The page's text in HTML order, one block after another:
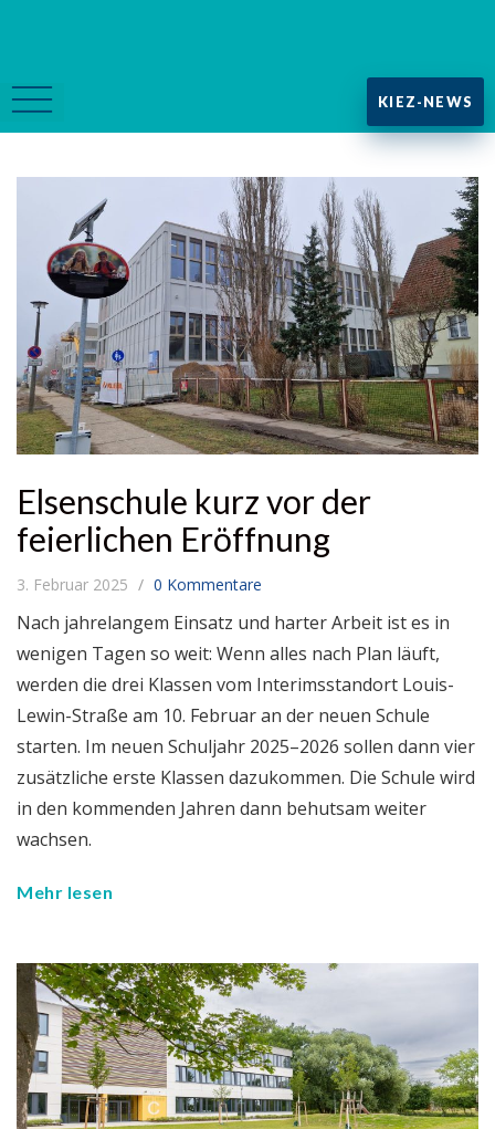
KIEZ-NEWS
Elsenschule kurz vor der
feierlichen Eröffnung
3. Februar 2025 0 Kommentare
Nach jahrelangem Einsatz und harter Arbeit ist es in
wenigen Tagen so weit: Wenn alles nach Plan läuft,
werden die drei Klassen vom Interimsstandort Louis-
Lewin-Straße am 10. Februar an der neuen Schule
starten. Im neuen Schuljahr 2025–2026 sollen dann vier
zusätzliche erste Klassen dazukommen. Die Schule wird
in den kommenden Jahren dann behutsam weiter
wachsen.
Mehr lesen